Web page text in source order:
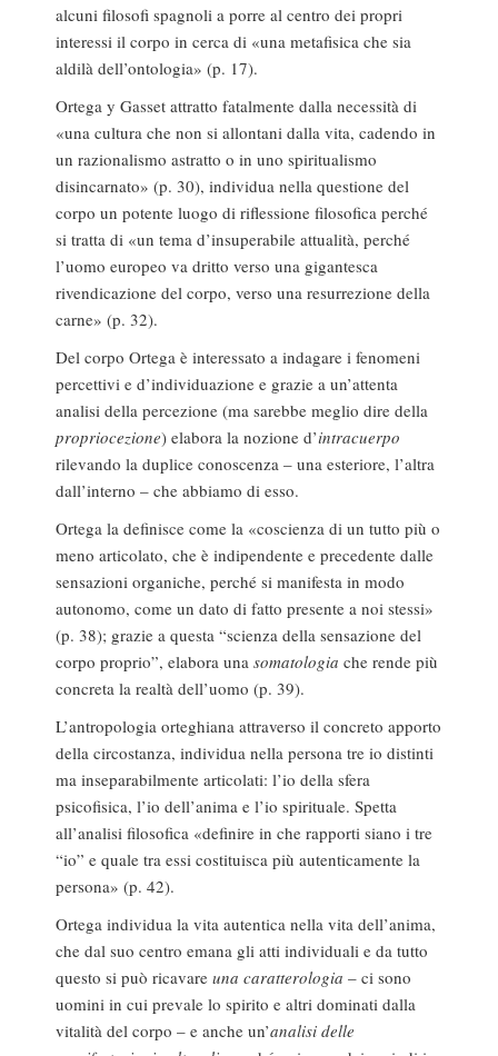
alcuni filosofi spagnoli a porre al centro dei propri
interessi il corpo in cerca di «una metafisica che sia
aldilà dell’ontologia» (p. 17).
Ortega y Gasset attratto fatalmente dalla necessità di
«una cultura che non si allontani dalla vita, cadendo in
un razionalismo astratto o in uno spiritualismo
disincarnato» (p. 30), individua nella questione del
corpo un potente luogo di riflessione filosofica perché
si tratta di «un tema d’insuperabile attualità, perché
l’uomo europeo va dritto verso una gigantesca
rivendicazione del corpo, verso una resurrezione della
carne» (p. 32).
Del corpo Ortega è interessato a indagare i fenomeni
percettivi e d’individuazione e grazie a un’attenta
analisi della percezione (ma sarebbe meglio dire della
propriocezione) elabora la nozione d’intracuerpo
rilevando la duplice conoscenza – una esteriore, l’altra
dall’interno – che abbiamo di esso.
Ortega la definisce come la «coscienza di un tutto più o
meno articolato, che è indipendente e precedente dalle
sensazioni organiche, perché si manifesta in modo
autonomo, come un dato di fatto presente a noi stessi»
(p. 38); grazie a questa “scienza della sensazione del
corpo proprio”, elabora una somatologia che rende più
concreta la realtà dell’uomo (p. 39).
L’antropologia orteghiana attraverso il concreto apporto
della circostanza, individua nella persona tre io distinti
ma inseparabilmente articolati: l’io della sfera
psicofisica, l’io dell’anima e l’io spirituale. Spetta
all’analisi filosofica «definire in che rapporti siano i tre
“io” e quale tra essi costituisca più autenticamente la
persona» (p. 42).
Ortega individua la vita autentica nella vita dell’anima,
che dal suo centro emana gli atti individuali e da tutto
questo si può ricavare una caratterologia – ci sono
uomini in cui prevale lo spirito e altri dominati dalla
vitalità del corpo – e anche un’analisi delle